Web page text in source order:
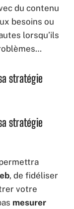
du contenu
besoins ou
lorsqu’ils
stratégie
stratégie
, de fidéliser
votre
mesurer